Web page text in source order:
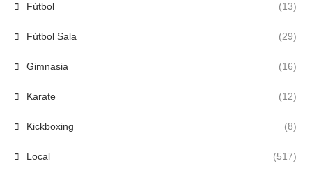
Fútbol (13)
Fútbol Sala (29)
Gimnasia (16)
Karate (12)
Kickboxing (8)
Local (517)